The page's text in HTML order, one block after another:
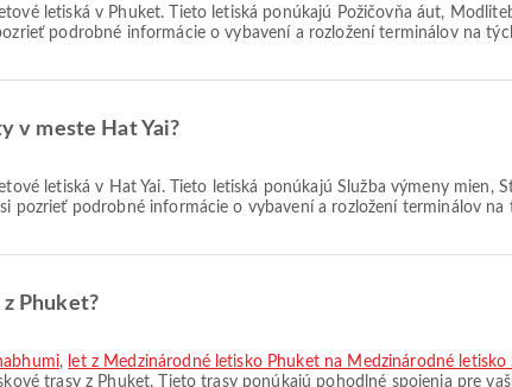
letiská v Phuket. Tieto letiská ponúkajú Požičovňa áut,
podrobné informácie o vybavení a rozložení terminálov na
v meste Hat Yai?
letiská v Hat Yai. Tieto letiská ponúkajú Služba výmeny mien,
pozrieť podrobné informácie o vybavení a rozložení terminálov
Phuket?
, let z Medzinárodné letisko Phuket na Medzinárodné letisko
trasy z Phuket. Tieto trasy ponúkajú pohodlné spojenia pre